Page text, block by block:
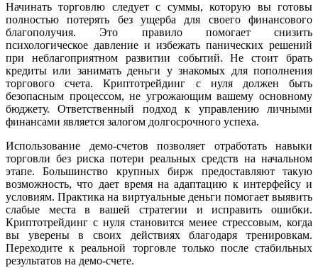
Начинать торговлю следует с суммы, которую вы готовы
полностью потерять без ущерба для своего финансового
благополучия. Это правило помогает снизить
психологическое давление и избежать панических решений
при неблагоприятном развитии событий. Не стоит брать
кредиты или занимать деньги у знакомых для пополнения
торгового счета. Криптотрейдинг с нуля должен быть
безопасным процессом, не угрожающим вашему основному
бюджету. Ответственный подход к управлению личными
финансами является залогом долгосрочного успеха.
Использование демо-счетов позволяет отработать навыки
торговли без риска потери реальных средств на начальном
этапе. Большинство крупных бирж предоставляют такую
возможность, что дает время на адаптацию к интерфейсу и
условиям. Практика на виртуальные деньги помогает выявить
слабые места в вашей стратегии и исправить ошибки.
Криптотрейдинг с нуля становится менее стрессовым, когда
вы уверены в своих действиях благодаря тренировкам.
Переходите к реальной торговле только после стабильных
результатов на демо-счете.